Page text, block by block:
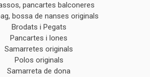
pancartes balconeres
bossa de nanses originals
Brodats i Pegats
Pancartes i lones
Samarretes originals
Polos originals
Samarreta de dona